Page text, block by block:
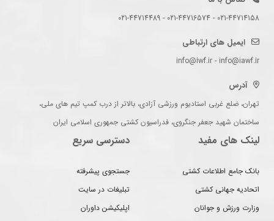
021-44714158 - 021-44716574 - 021-44714489
ایمیل های ارتباطی
info@iwf.ir - info@iawf.ir
آدرس
تهران، ضلع غربی استادیوم ورزشی آزادی، بالاتر از درب کمپ تیم های ملی،
ساختمان شهید جعفر جنگروی، فدراسیون کشتی جمهوری اسلامی ایران
لینک های مفید
بانک جامع اطلاعات کشتی
اتحادیه جهانی کشتی
وزارت ورزش و جوانان
دسترسی سریع
جستجوی پیشرفته
تبلیغات در سایت
اپلیکیشن داوران